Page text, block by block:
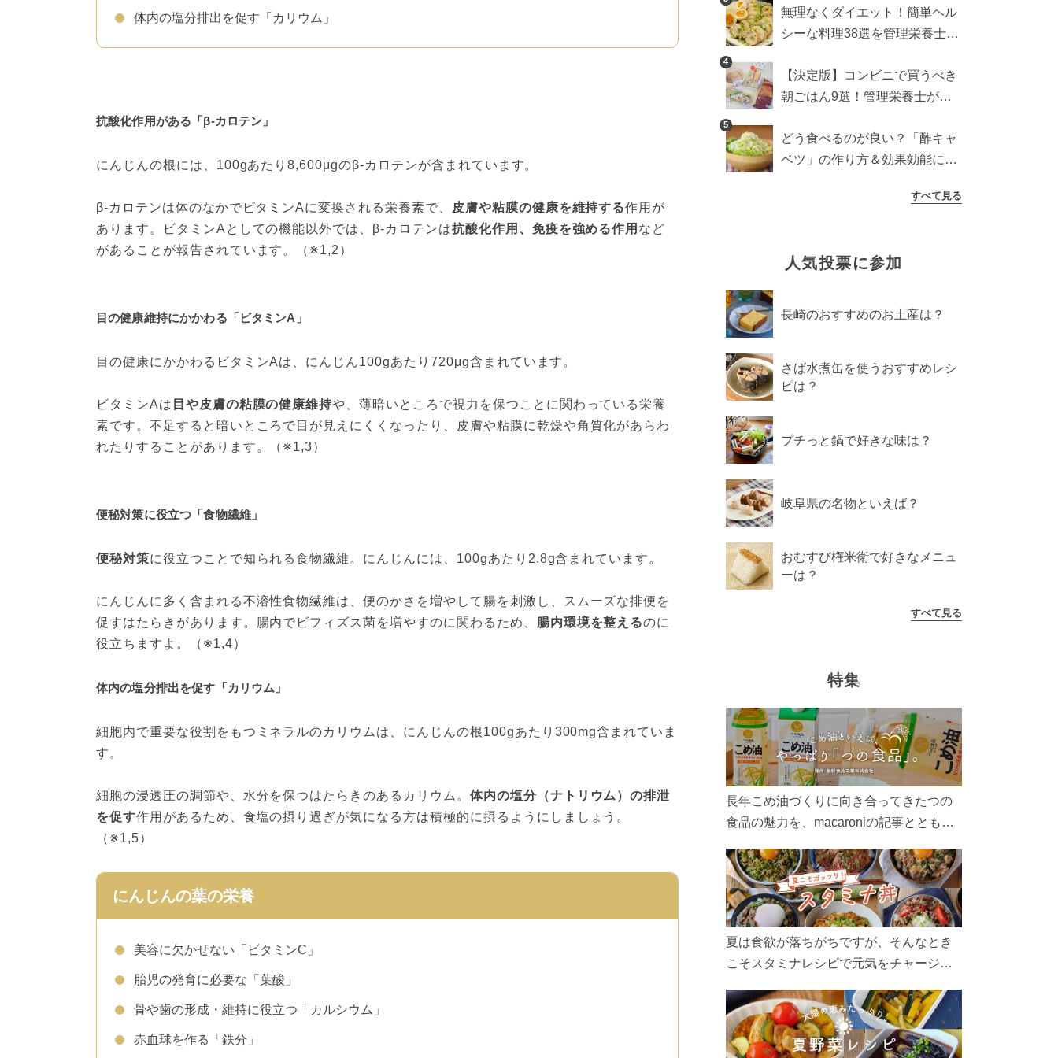
体内の塩分排出を促す「カリウム」
抗酸化作用がある「β-カロテン」
にんじんの根には、100gあたり8,600μgのβ-カロテンが含まれています。
β-カロテンは体のなかでビタミンAに変換される栄養素で、 皮膚や粘膜の健康を維持する作用が
あります。ビタミンAとしての機能以外では、β-カロテンは抗酸化作用、免疫を強める作用 など
があることが報告されています。（※1,2）
目の健康維持にかかわる「ビタミンA」
目の健康にかかわるビタミンAは、にんじん100gあたり720μg含まれています。
ビタミンAは 目や皮膚の粘膜の健康維持や、薄暗いところで視力を保つことに関わっている栄養
素です。不足すると暗いところで目が見えにくくなったり、皮膚や粘膜に乾燥や角質化があらわ
れたりすることがあります。（※1,3）
便秘対策に役立つ「食物繊維」
便秘対策に役立つことで知られる食物繊維。にんじんには、100gあたり2.8g含まれています。
にんじんに多く含まれる不溶性食物繊維は、便のかさを増やして腸を刺激し、スムーズな排便を
促すはたらきがあります。腸内でビフィズス菌を増やすのに関わるため、 腸内環境を整えるのに
役立ちますよ。（※1,4）
体内の塩分排出を促す「カリウム」
細胞内で重要な役割をもつミネラルのカリウムは、にんじんの根100gあたり300mg含まれていま
す。
細胞の浸透圧の調節や、水分を保つはたらきのあるカリウム。 体内の塩分（ナトリウム）の排泄
を促す作用があるため、食塩の摂り過ぎが気になる方は積極的に摂るようにしましょう。
（※1,5）
にんじんの葉の栄養
美容に欠かせない「ビタミンC」
胎児の発育に必要な「葉酸」
骨や歯の形成・維持に役立つ「カルシウム」
赤血球を作る「鉄分」
無理なくダイエット！簡単ヘル
シーな料理38選を管理栄養士が
4
【決定版】コンビニで買うべき
朝ごはん9選！管理栄養士がロ
厳選
5
どう食べるのが良い？「酢キャ
ベツ」の作り方＆効果効能につ
すべて見る
人気投票に参加
長崎のおすすめのお土産は？
さば水煮缶を使うおすすめレシ
ピは？
プチっと鍋で好きな味は？
岐阜県の名物といえば？
おむすび権米衛で好きなメニュ
ーは？
すべて見る
特集
長年こめ油づくりに向き合ってきたつの
食品の魅力を、macaroniの記事とともに
ん、製造現場や品質へのこだわりまで。
こめ油をもっと好きになるコンテンツを
ぜひお楽しみください。
夏は食欲が落ちがちですが、そんなとき
こそスタミナレシピで元気をチャージ！
リ食べて、夏バテを吹き飛ばしましょ
う！